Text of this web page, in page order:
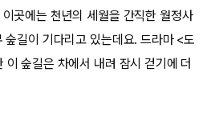
곳에는 천년의 세월을 간직한 월정사
숲길이 기다리고 있는데요. 드라마 <도
숲길은 차에서 내려 잠시 걷기에 더